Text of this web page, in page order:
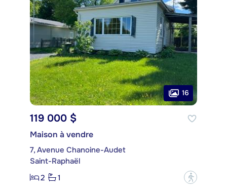
16
119 000 $
Maison à vendre
7, Avenue Chanoine-Audet
Saint-Raphaël
2
1 ?